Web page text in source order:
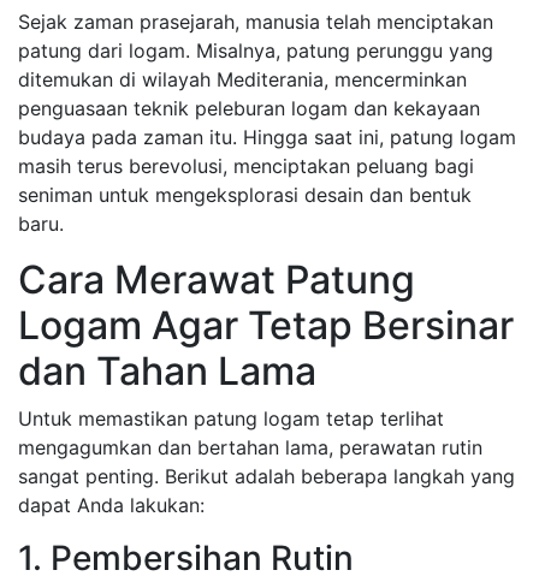
Sejak zaman prasejarah, manusia telah menciptakan
patung dari logam. Misalnya, patung perunggu yang
ditemukan di wilayah Mediterania, mencerminkan
penguasaan teknik peleburan logam dan kekayaan
budaya pada zaman itu. Hingga saat ini, patung logam
masih terus berevolusi, menciptakan peluang bagi
seniman untuk mengeksplorasi desain dan bentuk
baru.
Cara Merawat Patung
Logam Agar Tetap Bersinar
dan Tahan Lama
Untuk memastikan patung logam tetap terlihat
mengagumkan dan bertahan lama, perawatan rutin
sangat penting. Berikut adalah beberapa langkah yang
dapat Anda lakukan:
1. Pembersihan Rutin